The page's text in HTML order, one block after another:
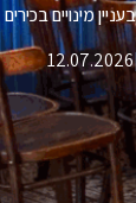
מינויים בכירים
12.07.2026